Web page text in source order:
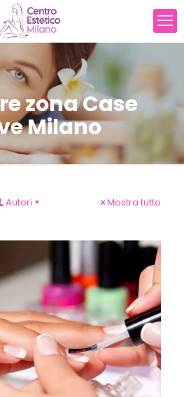
zona Case
Milano
Autori Mostra tutto